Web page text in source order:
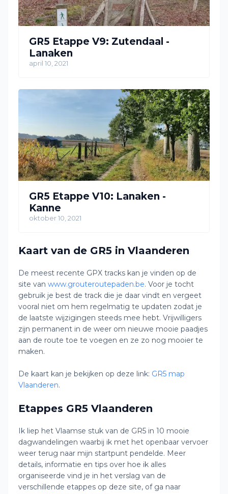
GR5 Etappe V9: Zutendaal -
Lanaken
april 10, 2021
GR5 Etappe V10: Lanaken -
Kanne
oktober 10, 2021
Kaart van de GR5 in Vlaanderen
De meest recente GPX tracks kan je vinden op de
site van www.grouteroutepaden.be. Voor je tocht
gebruik je best de track die je daar vindt en vergeet
vooral niet om hem regelmatig te updaten zodat je
de laatste wijzigingen steeds mee hebt. Vrijwilligers
zijn permanent in de weer om nieuwe mooie paadjes
aan de route toe te voegen en ze zo nog mooier te
maken.
De kaart kan je bekijken op deze link: GR5 map
Vlaanderen.
Etappes GR5 Vlaanderen
Ik liep het Vlaamse stuk van de GR5 in 10 mooie
dagwandelingen waarbij ik met het openbaar vervoer
weer terug naar mijn startpunt pendelde. Meer
details, informatie en tips over hoe ik alles
organiseerde vind je in het verslag van de
verschillende etappes op deze site, of ga naar